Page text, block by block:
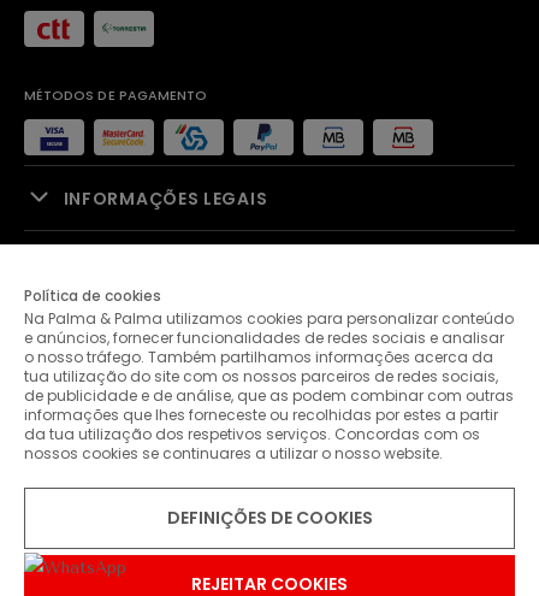
MÉTODOS DE PAGAMENTO
INFORMAÇÕES LEGAIS
PALMA & PALMA
APOIO AO CLIENTE
CONTACTOS
* Salvo indicação de contrário as promoções apresentadas são
válidas até ao dia 31-07-2026
Política de cookies
Na Palma & Palma utilizamos cookies para personalizar conteúdo
e anúncios, fornecer funcionalidades de redes sociais e analisar
o nosso tráfego. Também partilhamos informações acerca da
tua utilização do site com os nossos parceiros de redes sociais,
de publicidade e de análise, que as podem combinar com outras
informações que lhes forneceste ou recolhidas por estes a partir
da tua utilização dos respetivos serviços. Concordas com os
nossos cookies se continuares a utilizar o nosso website.
DEFINIÇÕES DE COOKIES
REJEITAR COOKIES